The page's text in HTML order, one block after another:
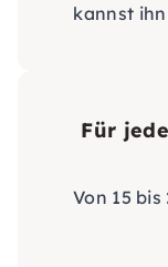
kannst
Für
Von 15